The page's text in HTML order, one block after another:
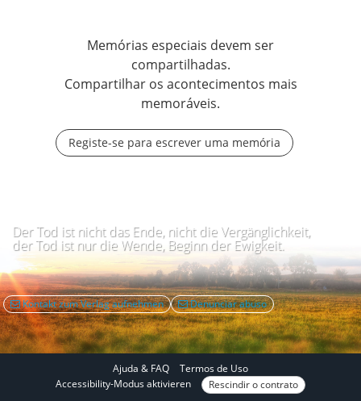
Memórias especiais devem ser
compartilhadas.
Compartilhar os acontecimentos mais
memoráveis.
Registe-se para escrever uma memória
Der Tod ist nicht das Ende, nicht die Vergänglichkeit,
der Tod ist nur die Wende, Beginn der Ewigkeit.
Kontakt zum Verlag aufnehmen Denunciar abuso
Ajuda & FAQ
Termos de Uso
N
Accessibility-Modus aktivieren Rescindir o contrato